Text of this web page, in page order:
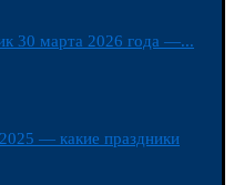
30 марта 2026 года —...
— какие праздники